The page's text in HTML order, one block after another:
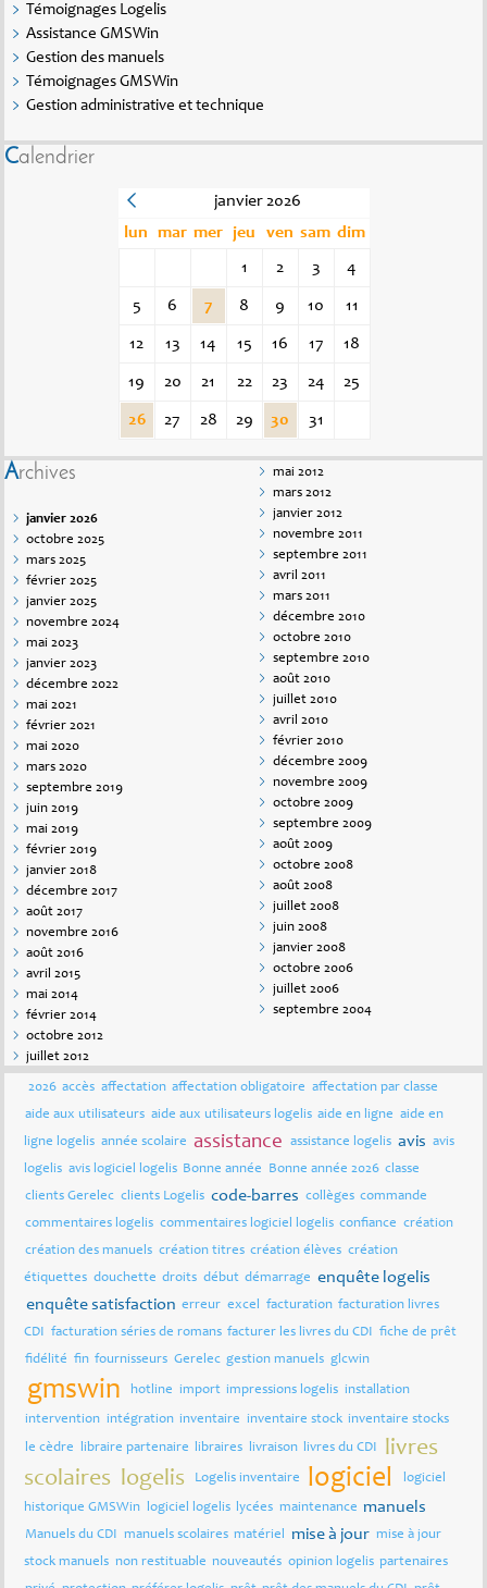
Témoignages Logelis
Assistance GMSWin
Gestion des manuels
Témoignages GMSWin
Gestion administrative et technique
Calendrier
janvier 2026
lun
mar mer jeu ven sam dim
1
2 3 4
5 6 7 8 9 10 11
12 13 14 15 16 17 18
19 20 21 22 23 24 25
26 27 28 29 30 31
Archives
janvier 2026
octobre 2025
mars 2025
février 2025
janvier 2025
novembre 2024
mai 2023
janvier 2023
décembre 2022
mai 2021
février 2021
mai 2020
mars 2020
septembre 2019
juin 2019
mai 2019
février 2019
janvier 2018
décembre 2017
août 2017
novembre 2016
août 2016
avril 2015
mai 2014
février 2014
octobre 2012
juillet 2012
mai 2012
mars 2012
janvier 2012
novembre 2011
septembre 2011
avril 2011
mars 2011
décembre 2010
octobre 2010
septembre 2010
août 2010
juillet 2010
avril 2010
février 2010
décembre 2009
novembre 2009
octobre 2009
septembre 2009
août 2009
octobre 2008
août 2008
juillet 2008
juin 2008
janvier 2008
octobre 2006
juillet 2006
septembre 2004
2026 accès affectation affectation obligatoire affectation par classe
aide aux utilisateurs aide aux utilisateurs logelis aide en ligne aide en
ligne logelis année scolaire assistance assistance logelis avis avis
logelis avis logiciel logelis Bonne année Bonne année 2026 classe
clients Gerelec clients Logelis code-barres collèges commande
commentaires logelis commentaires logiciel logelis confiance création
création des manuels création titres création élèves création
étiquettes douchette droits début démarrage enquête logelis
enquête satisfaction erreur excel facturation facturation livres
CDI facturation séries de romans facturer les livres du CDI fiche de prêt
fidélité fin fournisseurs Gerelec gestion manuels glcwin
gmswin hotline import impressions logelis installation
intervention intégration inventaire inventaire stock inventaire stocks
le cèdre libraire partenaire libraires livraison livres du CDI
livres
scolaires logelis Logelis inventaire logiciel logiciel
historique GMSWin logiciel logelis lycées maintenance manuels
Manuels du CDI manuels scolaires matériel mise à jour mise à jour
stock manuels non restituable nouveautés opinion logelis partenaires